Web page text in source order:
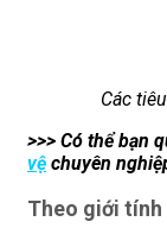
Các
>>> Có thể bạn
vệ chuyên
Theo giới